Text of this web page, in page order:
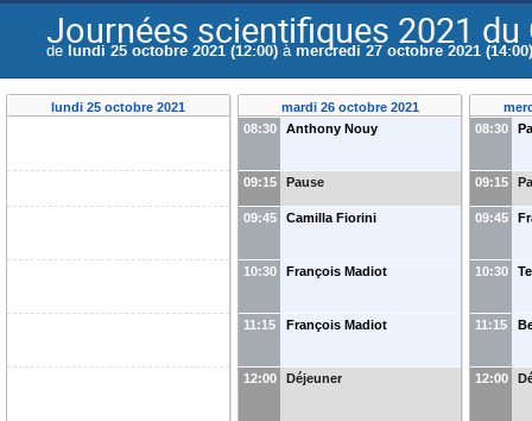
Journées scientifiques 2021 du
de lundi 25 octobre 2021 (12:00) àmercredi 27 octobre 2021 (14:00)
lundi 25 octobre 2021
mardi 26 octobre 2021
08:30
Anthony Nouy
09:15 Pause
09:45 Camilla Fiorini
10:30 François Madiot
11:15 François Madiot
12:00 Déjeuner
08:30
09:15
09:45
10:30
11:15
12:00